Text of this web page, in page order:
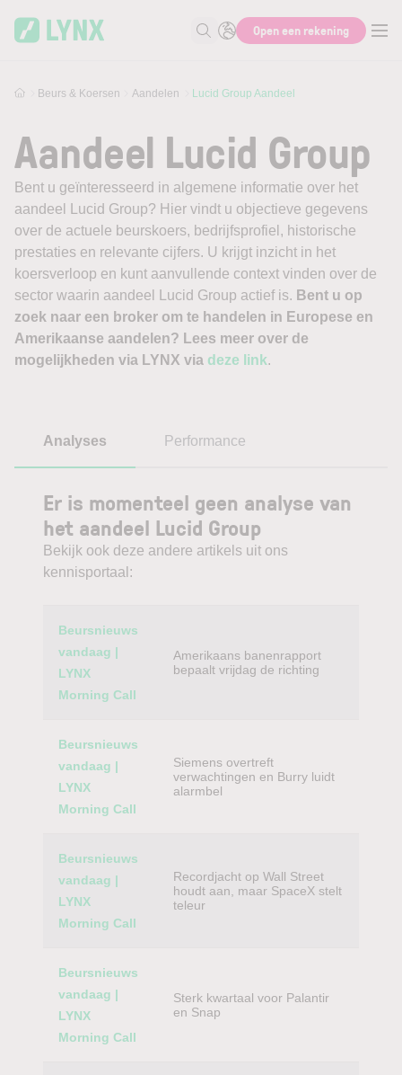
Zoek naar informatie
Open een rekening
Beurs & Koersen Aandelen Lucid Group Aandeel
Aandeel Lucid Group
Bent u geïnteresseerd in algemene informatie over het
aandeel Lucid Group? Hier vindt u objectieve gegevens
over de actuele beurskoers, bedrijfsprofiel, historische
prestaties en relevante cijfers. U krijgt inzicht in het
koersverloop en kunt aanvullende context vinden over de
sector waarin aandeel Lucid Group actief is. Bent u op
zoek naar een broker om te handelen in Europese en
Amerikaanse aandelen? Lees meer over de
mogelijkheden via LYNX via deze link.
Analyses Performance
Er is momenteel geen analyse van
het aandeel Lucid Group
Bekijk ook deze andere artikels uit ons
kennisportaal:
Category
Beursnieuws
vandaag |
LYNX
Morning Call
Amerikaans banenrapport
bepaalt vrijdag de richting
Beursnieuws
vandaag |
LYNX
Morning Call
Siemens overtreft
verwachtingen en Burry luidt
alarmbel
Beursnieuws
vandaag |
LYNX
Morning Call
Recordjacht op Wall Street
houdt aan, maar SpaceX stelt
teleur
Beursnieuws
vandaag |
LYNX
Morning Call
Sterk kwartaal voor Palantir
en Snap